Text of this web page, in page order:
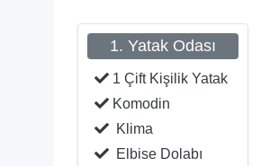
1. Yatak Odası
1 Çift Kişilik Yatak
Komodin
Klima
Elbise Dolabı